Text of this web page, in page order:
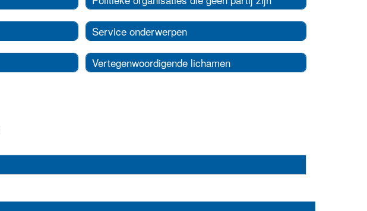
Service onderwerpen
Vertegenwoordigende lichamen